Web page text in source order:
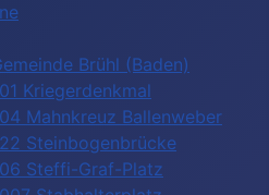
Brühl (Baden)
Kriegerdenkmal
Mahnkreuz Ballenweber
Steinbogenbrücke
Steffi-Graf-Platz